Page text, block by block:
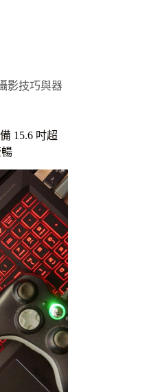
影技巧與器
15.6 吋超